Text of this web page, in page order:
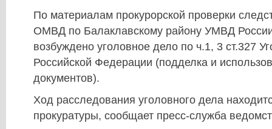
По материалам прокурорской проверки
ОМВД по Балаклавскому району УМВД
возбуждено уголовное дело по ч.1, 3 ст.327
Российской Федерации (подделка и
документов).
Ход расследования уголовного дела
прокуратуры, сообщает пресс-служба